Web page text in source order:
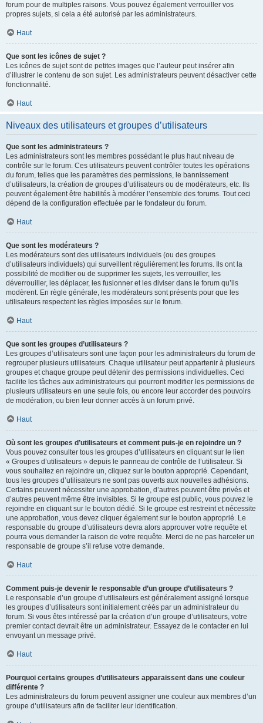
forum pour de multiples raisons. Vous pouvez également verrouiller vos
propres sujets, si cela a été autorisé par les administrateurs.
Haut
Que sont les icônes de sujet ?
Les icônes de sujet sont de petites images que l’auteur peut insérer afin
d’illustrer le contenu de son sujet. Les administrateurs peuvent désactiver cette
fonctionnalité.
Haut
Niveaux des utilisateurs et groupes d’utilisateurs
Que sont les administrateurs ?
Les administrateurs sont les membres possédant le plus haut niveau de
contrôle sur le forum. Ces utilisateurs peuvent contrôler toutes les opérations
du forum, telles que les paramètres des permissions, le bannissement
d’utilisateurs, la création de groupes d’utilisateurs ou de modérateurs, etc. Ils
peuvent également être habilités à modérer l’ensemble des forums. Tout ceci
dépend de la configuration effectuée par le fondateur du forum.
Haut
Que sont les modérateurs ?
Les modérateurs sont des utilisateurs individuels (ou des groupes
d’utilisateurs individuels) qui surveillent régulièrement les forums. Ils ont la
possibilité de modifier ou de supprimer les sujets, les verrouiller, les
déverrouiller, les déplacer, les fusionner et les diviser dans le forum qu’ils
modèrent. En règle générale, les modérateurs sont présents pour que les
utilisateurs respectent les règles imposées sur le forum.
Haut
Que sont les groupes d’utilisateurs ?
Les groupes d’utilisateurs sont une façon pour les administrateurs du forum de
regrouper plusieurs utilisateurs. Chaque utilisateur peut appartenir à plusieurs
groupes et chaque groupe peut détenir des permissions individuelles. Ceci
facilite les tâches aux administrateurs qui pourront modifier les permissions de
plusieurs utilisateurs en une seule fois, ou encore leur accorder des pouvoirs
de modération, ou bien leur donner accès à un forum privé.
Haut
Où sont les groupes d’utilisateurs et comment puis-je en rejoindre un ?
Vous pouvez consulter tous les groupes d’utilisateurs en cliquant sur le lien
« Groupes d’utilisateurs » depuis le panneau de contrôle de l’utilisateur. Si
vous souhaitez en rejoindre un, cliquez sur le bouton approprié. Cependant,
tous les groupes d’utilisateurs ne sont pas ouverts aux nouvelles adhésions.
Certains peuvent nécessiter une approbation, d’autres peuvent être privés et
d’autres peuvent même être invisibles. Si le groupe est public, vous pouvez le
rejoindre en cliquant sur le bouton dédié. Si le groupe est restreint et nécessite
une approbation, vous devez cliquer également sur le bouton approprié. Le
responsable du groupe d’utilisateurs devra alors approuver votre requête et
pourra vous demander la raison de votre requête. Merci de ne pas harceler un
responsable de groupe s’il refuse votre demande.
Haut
Comment puis-je devenir le responsable d’un groupe d’utilisateurs ?
Le responsable d’un groupe d’utilisateurs est généralement assigné lorsque
les groupes d’utilisateurs sont initialement créés par un administrateur du
forum. Si vous êtes intéressé par la création d’un groupe d’utilisateurs, votre
premier contact devrait être un administrateur. Essayez de le contacter en lui
envoyant un message privé.
Haut
Pourquoi certains groupes d’utilisateurs apparaissent dans une couleur
différente ?
Les administrateurs du forum peuvent assigner une couleur aux membres d’un
groupe d’utilisateurs afin de faciliter leur identification.